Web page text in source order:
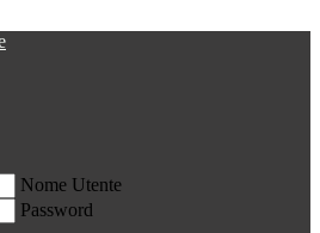
Nome Utente
Password